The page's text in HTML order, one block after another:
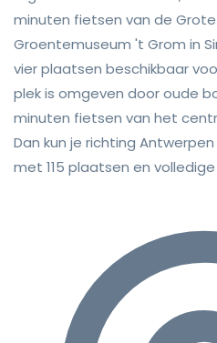
minuten fietsen van de Grote
Groentemuseum 't Grom in
vier plaatsen beschikbaar
plek is omgeven door oude
minuten fietsen van het
Dan kun je richting
met 115 plaatsen en